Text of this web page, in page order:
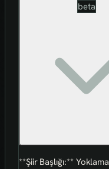
beta
**Şiir Başlığı:** Yoklama